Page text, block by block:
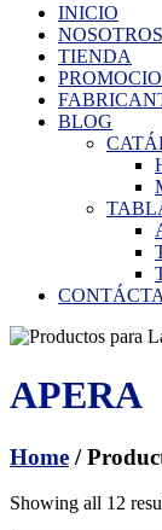
INICIO
NOSOTROS
TIENDA
BLOG
APERA
Home /
Showing all 12